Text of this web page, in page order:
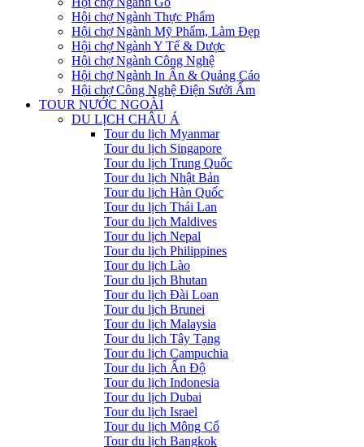
Hội chợ Ngành Thực Phẩm
Hội chợ Ngành Mỹ Phẩm, Làm Đẹp
Hội chợ Ngành Y Tế & Dược
Hội chợ Ngành Công Nghệ
Hội chợ Ngành In Ấn & Quảng Cáo
Hội chợ Công Nghệ Điện Sưởi Ấm
TOUR NƯỚC NGOÀI
DU LỊCH CHÂU Á
Tour du lịch Myanmar
Tour du lịch Singapore
Tour du lịch Trung Quốc
Tour du lịch Nhật Bản
Tour du lịch Hàn Quốc
Tour du lịch Thái Lan
Tour du lịch Maldives
Tour du lịch Nepal
Tour du lịch Philippines
Tour du lịch Lào
Tour du lịch Bhutan
Tour du lịch Đài Loan
Tour du lịch Brunei
Tour du lịch Malaysia
Tour du lịch Tây Tạng
Tour du lịch Campuchia
Tour du lịch Ấn Độ
Tour du lịch Indonesia
Tour du lịch Dubai
Tour du lịch Israel
Tour du lịch Mông Cổ
Tour du lịch Bangkok